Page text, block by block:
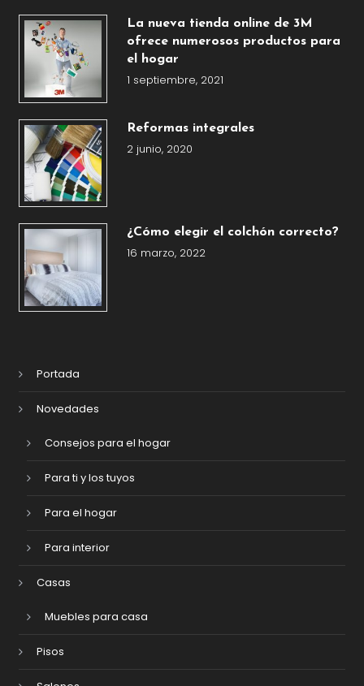
La nueva tienda online de 3M
ofrece numerosos productos para
el hogar
1 septiembre, 2021
Reformas integrales
2 junio, 2020
¿Cómo elegir el colchón correcto?
16 marzo, 2022
Portada
Novedades
Consejos para el hogar
Para ti y los tuyos
Para el hogar
Para interior
Casas
Muebles para casa
Pisos